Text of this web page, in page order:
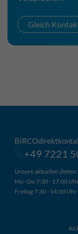
Gleich
+49 7221
Unsere aktuellen Zeiten:
Mo–Do 7:30 - 17:00
Freitag 7:30 - 14:00 Uhr